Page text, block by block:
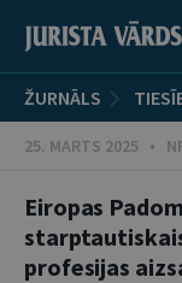
ŽURNĀLS
25. MARTS 2025 •
Eiropas
profesijas